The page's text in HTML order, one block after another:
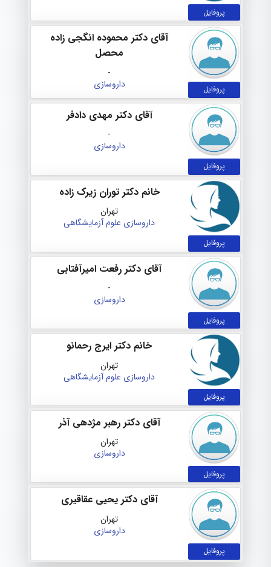
پروفایل
پروفایل
آقای دکتر محموده انگجی زاده
محصل
-
داروسازی
پروفایل
آقای دکتر مهدی دادفر
-
داروسازی
پروفایل
خانم دکتر توران زیرک زاده
تهران
داروسازی علوم آزمایشگاهی
پروفایل
آقای دکتر رفعت امیرآفتابی
-
داروسازی
پروفایل
خانم دکتر ایرج رحمانو
تهران
داروسازی علوم آزمایشگاهی
پروفایل
آقای دکتر رهبر مژدهی آذر
تهران
داروسازی
پروفایل
آقای دکتر یحیی عقاقیری
تهران
داروسازی